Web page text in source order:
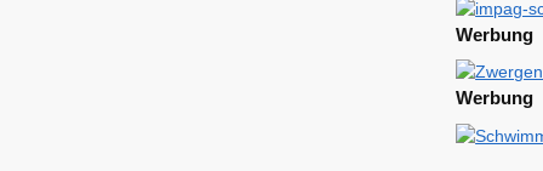
Werbung
Werbung